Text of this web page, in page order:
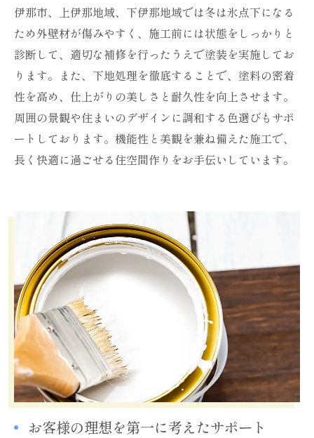
伊那市、上伊那地域、下伊那地域では冬は氷点下になる
ため外壁材が傷みやすく、施工前には状態をしっかりと
診断して、適切な補修を行ったうえで塗装を実施してお
ります。また、下地処理を徹底することで、塗料の密着
性を高め、仕上がりの美しさと耐久性を向上させます。
周囲の景観や住まいのデザインに調和する色選びもサポ
ートしております。機能性と美観を兼ね備えた施工で、
長く快適に過ごせる住空間作りをお手伝いしています。
お客様の理想を第一に考えたサポート